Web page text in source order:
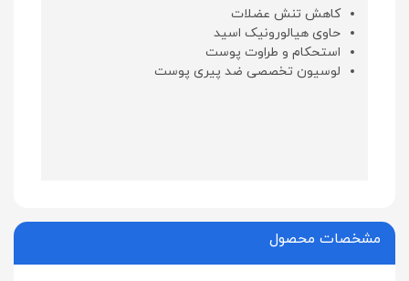
کاهش تنش عضلات
حاوی هیالورونیک اسید
استحکام و طراوت پوست
لوسیون تخصصی ضد پیری پوست
مشخصات محصول